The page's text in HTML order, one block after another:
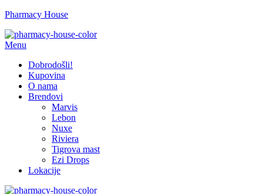
Pharmacy House
Menu
Dobrodošli!
Kupovina
O nama
Brendovi
Marvis
Lebon
Nuxe
Riviera
Tigrova mast
Ezi Drops
Lokacije